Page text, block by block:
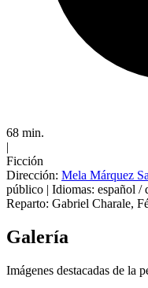
68 min.
|
Ficción
Dirección: Mela Márquez
público | Idiomas: español /
Reparto: Gabriel Charale,
Galería
Imágenes destacadas de la